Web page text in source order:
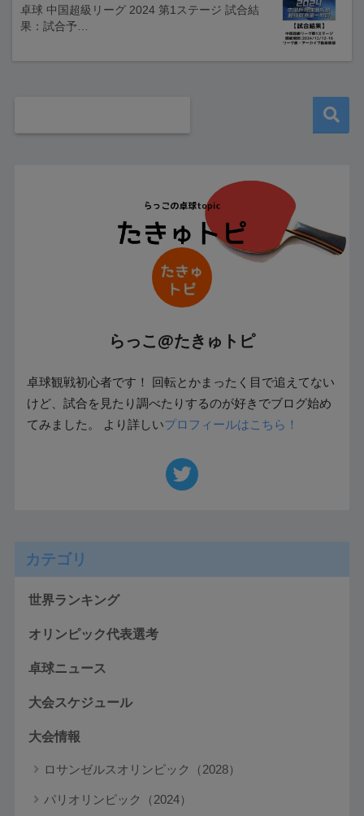
卓球 中国超級リーグ 2024 第1ステージ 試合結
果：試合予…
らっこ@たきゅトピ
卓球観戦初心者です！ 回転とかまったく目で追えてない
けど、試合を見たり調べたりするのが好きでブログ始め
てみました。 より詳しいプロフィールはこちら！
カテゴリ
世界ランキング
オリンピック代表選考
卓球ニュース
大会スケジュール
大会情報
ロサンゼルスオリンピック（2028）
パリオリンピック（2024）